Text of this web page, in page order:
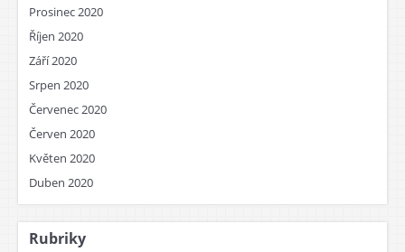
Prosinec 2020
Říjen 2020
Září 2020
Srpen 2020
Červenec 2020
Červen 2020
Květen 2020
Duben 2020
Rubriky